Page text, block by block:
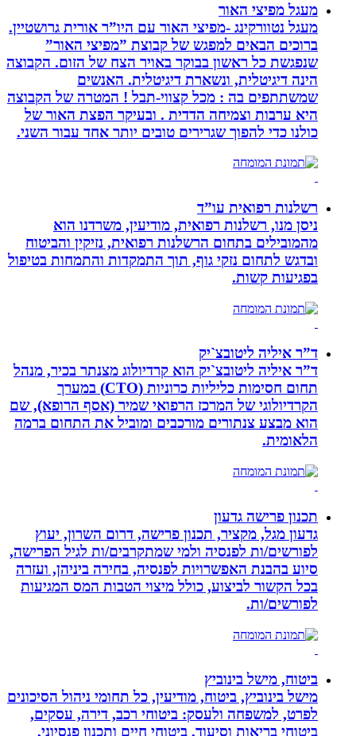
מעגל מפיצי האור
מעגל נטוורקינג -מפיצי האור עם היו”ר אורית גרושטיין.
ברוכים הבאים למפגש של קבוצת ”מפיצי האור”
שנפגשת כל ראשון בבוקר באויר הצח של הזום. הקבוצה
הינה דיגיטלית, ונשארת דיגיטלית. האנשים
שמשתתפים בה : מכל קצווי-תבל ! המטרה של הקבוצה
היא ערבות וצמיחה הדדית . ובעיקר הפצת האור של
כולנו כדי להפוך שגרירים טובים יותר אחד עבור השני.
רשלנות רפואית עו”ד
ניסן מנו, רשלנות רפואית, מודיעין, משרדנו הוא
מהמובילים בתחום הרשלנות רפואית, נזיקין והביטוח
ובדגש לתחום נזקי גוף, תוך התמקדות והתמחות בטיפול
בפגיעות קשות.
ד”ר איליה ליטובצ`יק
ד”ר איליה ליטובצ`יק הוא קרדיולוג מצנתר בכיר, מנהל
תחום חסימות כליליות כרוניות (CTO) במערך
הקרדיולוגי של המרכז הרפואי שמיר (אסף הרופא), שם
הוא מבצע צנתורים מורכבים ומוביל את התחום ברמה
הלאומית.
תכנון פרישה גדעון
גדעון מגל, מקציר, תכנון פרישה, דרום השרון, יעוץ
לפורשים/ות לפנסיה ולמי שמתקרבים/ות לגיל הפרישה,
סיוע בהבנת האפשרויות לפנסיה, בחירה ביניהן, ועזרה
בכל הקשור לביצוע, כולל מיצוי הטבות המס המגיעות
לפורשים/ות.
ביטוח, מישל בינוביץ
מישל בינוביץ, ביטוח, מודיעין, כל תחומי ניהול הסיכונים
לפרט, למשפחה ולעסק: ביטוחי רכב, דירה, עסקים,
ביטוחי בריאות וסיעוד, ביטוחי חיים ותכנון פנסיוני,